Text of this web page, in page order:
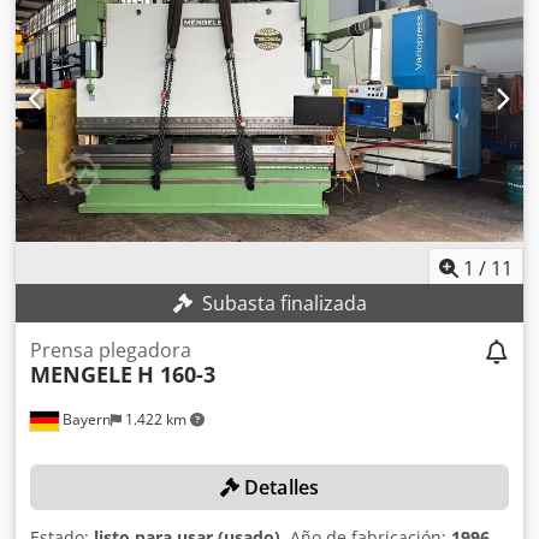
Espacio requerido: aproximadamente 4.500 x 2.000 x 3.400
mm Peso de la máquina: aproximadamente 27.000 kg
1 / 11
Subasta finalizada
Bayern 1.422 km
Prensa plegadora
MENGELE H 160-3
Detalles